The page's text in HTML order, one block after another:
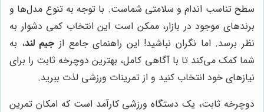
سطح تناسب اندام و سلامتی شماست. با توجه به تنوع مدل‌ها و
برندهای موجود در بازار، ممکن است این انتخاب کمی دشوار به
نظر برسد. اما نگران نباشید! این راهنمای جامع از جیم لند، به
شما کمک می‌کند تا با آگاهی کامل، بهترین دوچرخه ثابت را برای
نیازهای خود انتخاب کنید و از تمرینات ورزشی لذت ببرید.
دوچرخه ثابت، یک دستگاه ورزشی کارآمد است که امکان تمرین